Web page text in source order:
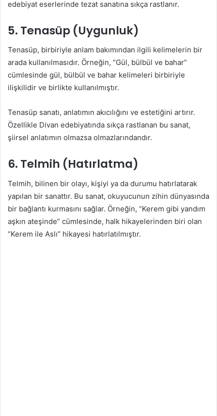
edebiyat eserlerinde tezat sanatına sıkça rastlanır.
5. Tenasüp (Uygunluk)
Tenasüp, birbiriyle anlam bakımından ilgili kelimelerin bir
arada kullanılmasıdır. Örneğin, “Gül, bülbül ve bahar”
cümlesinde gül, bülbül ve bahar kelimeleri birbiriyle
ilişkilidir ve birlikte kullanılmıştır.
Tenasüp sanatı, anlatımın akıcılığını ve estetiğini artırır.
Özellikle Divan edebiyatında sıkça rastlanan bu sanat,
şiirsel anlatımın olmazsa olmazlarındandır.
6. Telmih (Hatırlatma)
Telmih, bilinen bir olayı, kişiyi ya da durumu hatırlatarak
yapılan bir sanattır. Bu sanat, okuyucunun zihin dünyasında
bir bağlantı kurmasını sağlar. Örneğin, “Kerem gibi yandım
aşkın ateşinde” cümlesinde, halk hikayelerinden biri olan
“Kerem ile Aslı” hikayesi hatırlatılmıştır.